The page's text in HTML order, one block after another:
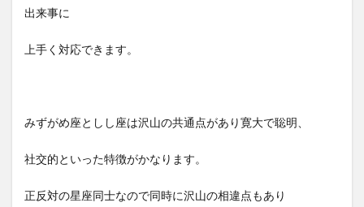
出来事に
上手く対応できます。
みずがめ座としし座は沢山の共通点があり寛大で聡明、
社交的といった特徴がかなります。
正反対の星座同士なので同時に沢山の相違点もあり